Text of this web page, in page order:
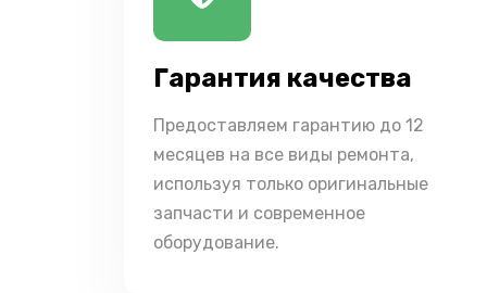
Гарантия качества
Предоставляем гарантию до 12
месяцев на все виды ремонта,
используя только оригинальные
запчасти и современное
оборудование.